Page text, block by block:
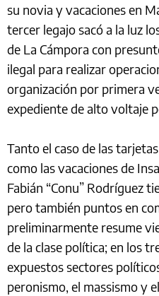
su novia y vacaciones en
tercer legajo sacó a la luz
de La Cámpora con
ilegal para realizar
organización por primera
expediente de alto voltaje
Tanto el caso de las
como las vacaciones de
Fabián “Conu” Rodríguez
pero también puntos en
preliminarmente resume
de la clase política; en los
expuestos sectores
peronismo, el massismo y